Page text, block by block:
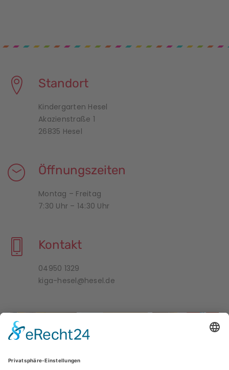
Standort
Kindergarten Hesel
Akazienstraße 1
26835 Hesel
Öffnungszeiten
Montag – Freitag
7:30 Uhr – 14:30 Uhr
Kontakt
04950 1329
kiga-hesel@hesel.de